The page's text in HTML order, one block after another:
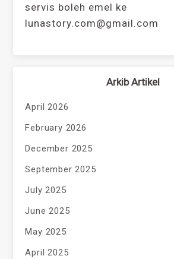
servis boleh emel ke
lunastory.com@gmail.com
Arkib Artikel
April 2026
February 2026
December 2025
September 2025
July 2025
June 2025
May 2025
April 2025